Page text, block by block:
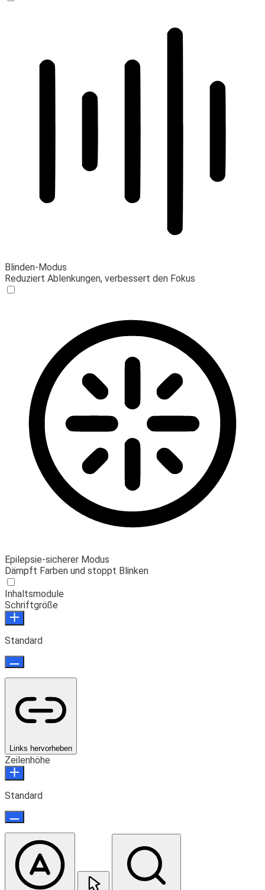
Blinden-Modus
Reduziert Ablenkungen, verbessert den Fokus
Epilepsie-sicherer Modus
Dämpft Farben und stoppt Blinken
Inhaltsmodule
Schriftgröße
Standard
Links hervorheben
Zeilenhöhe
Standard